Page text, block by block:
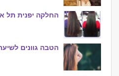
החלקה יפנית תל
הטבה גוונים